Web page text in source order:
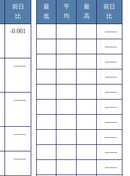
前日
比
-0.001
------
------
------
------
最
低
平
均
最
高
前日
比
------
------
------
------
------
------
------
------
------
------